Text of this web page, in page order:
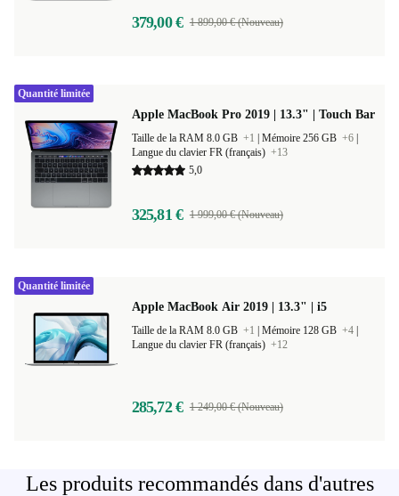
379,00 € 1 899,00 € (Nouveau)
Apple MacBook Pro 2019 | 13.3" | Touch Bar
Taille de la RAM 8.0 GB +1 Mémoire 256 GB +6
Langue du clavier FR (français) +13
5,0
325,81 € 1 999,00 € (Nouveau)
Quantité limitée
Apple MacBook Air 2019 | 13.3" | i5
Taille de la RAM 8.0 GB +1 Mémoire 128 GB +4
Langue du clavier FR (français) +12
285,72 € 1 249,00 € (Nouveau)
Quantité limitée
Les produits recommandés dans d'autres